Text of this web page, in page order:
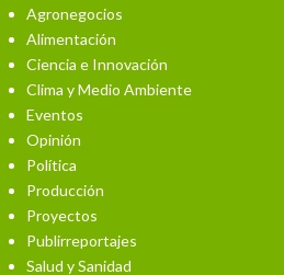
Agronegocios
Alimentación
Ciencia e Innovación
Clima y Medio Ambiente
Eventos
Opinión
Política
Producción
Proyectos
Publirreportajes
Salud y Sanidad